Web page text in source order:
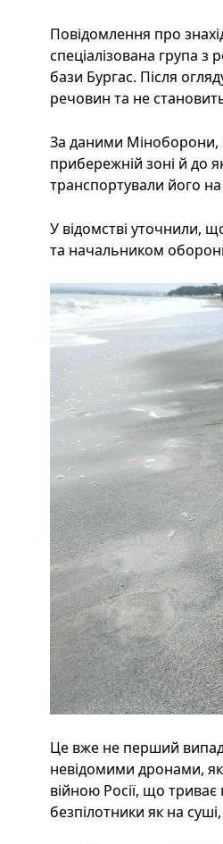
Повідомлення про
спеціалізована група з
бази Бургас. Після
речовин та не
За даними Міноборони,
прибережній зоні й до
транспортували його
У відомстві уточнили,
та начальником
Це вже не перший
невідомими дронами,
війною Росії, що триває
безпілотники як на